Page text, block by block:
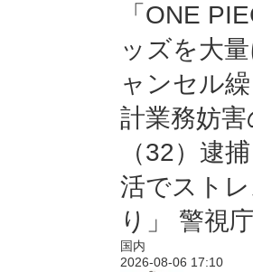
「ONE
ッズを大
ャンセル
計業務妨
（32）逮
活でストレ
り」 警視庁
国内
2026-08-06 17:10